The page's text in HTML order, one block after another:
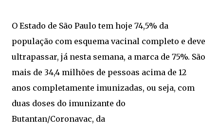
O Estado de São Paulo tem hoje 74,5% da
população com esquema vacinal completo e deve
ultrapassar, já nesta semana, a marca de 75%. São
mais de 34,4 milhões de pessoas acima de 12
anos completamente imunizadas, ou seja, com
duas doses do imunizante do
Butantan/Coronavac, da